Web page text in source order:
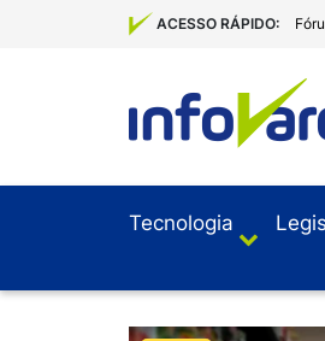
ACESSO RÁPIDO:
Tecnologia